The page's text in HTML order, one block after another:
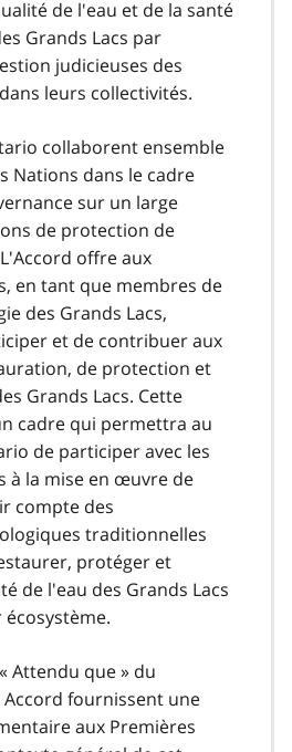
de l'eau et de la santé
Grands Lacs par
judicieuses des
leurs collectivités.
collaborent ensemble
Nations dans le cadre
sur un large
de protection de
offre aux
en tant que membres de
des Grands Lacs,
et de contribuer aux
de protection et
Grands Lacs. Cette
cadre qui permettra au
de participer avec les
à la mise en œuvre de
compte des
traditionnelles
protéger et
de l'eau des Grands Lacs
Attendu que » du
fournissent une
aux Premières